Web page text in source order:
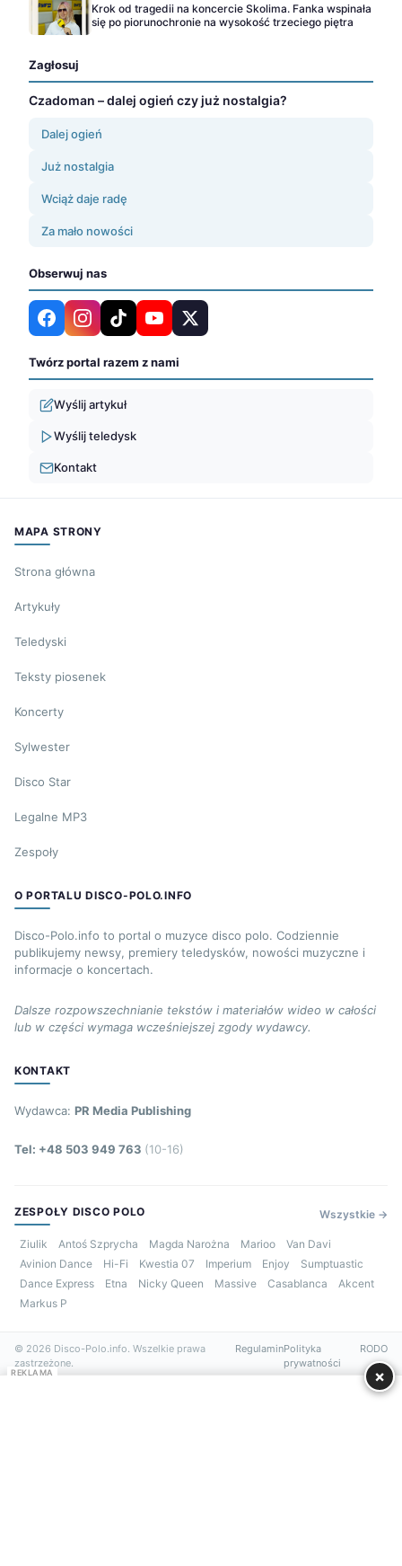
Krok od tragedii na koncercie Skolima. Fanka wspinała
się po piorunochronie na wysokość trzeciego piętra
Zagłosuj
Czadoman – dalej ogień czy już nostalgia?
Dalej ogień
Już nostalgia
Wciąż daje radę
Za mało nowości
Obserwuj nas
Twórz portal razem z nami
Wyślij artykuł
Wyślij teledysk
Kontakt
MAPA STRONY
Strona główna
Artykuły
Teledyski
Teksty piosenek
Koncerty
Sylwester
Disco Star
Legalne MP3
Zespoły
O PORTALU DISCO-POLO.INFO
Disco-Polo.info to portal o muzyce disco polo. Codziennie
publikujemy newsy, premiery teledysków, nowości muzyczne i
informacje o koncertach.
Dalsze rozpowszechnianie tekstów i materiałów wideo w całości
lub w części wymaga wcześniejszej zgody wydawcy.
KONTAKT
Wydawca: PR Media Publishing
Tel: +48 503 949 763 (10-16)
ZESPOŁY DISCO POLO Wszystkie →
Ziulik Antoś Szprycha Magda Narożna Marioo
Van Davi
Avinion Dance
Hi-Fi Kwestia 07 Imperium Enjoy
Sumptuastic
Dance Express
Etna Nicky Queen Massive Casablanca
Akcent
Markus P
© 2026 Disco-Polo.info. Wszelkie prawa
zastrzeżone.
RegulaminPolityka
prywatności
RODO
REKLAMA ×